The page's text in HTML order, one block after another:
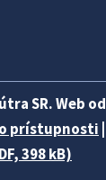
SR. Web od
prístupnosti
398 kB)